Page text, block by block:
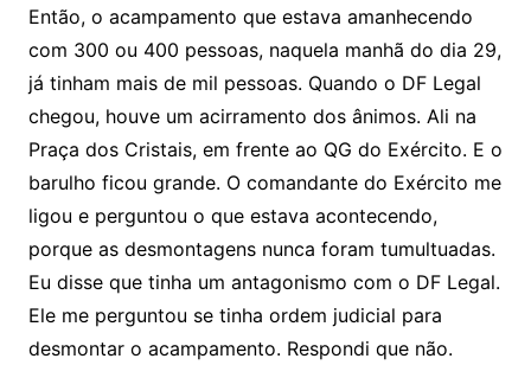
Então, o acampamento que estava amanhecendo
com 300 ou 400 pessoas, naquela manhã do dia 29,
já tinham mais de mil pessoas. Quando o DF Legal
chegou, houve um acirramento dos ânimos. Ali na
Praça dos Cristais, em frente ao QG do Exército. E o
barulho ficou grande. O comandante do Exército me
ligou e perguntou o que estava acontecendo,
porque as desmontagens nunca foram tumultuadas.
Eu disse que tinha um antagonismo com o DF Legal.
Ele me perguntou se tinha ordem judicial para
desmontar o acampamento. Respondi que não.